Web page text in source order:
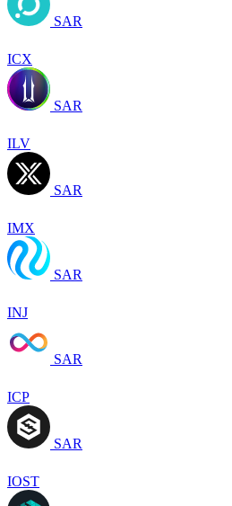
SAR
ICX
SAR
ILV
SAR
IMX
SAR
INJ
SAR
ICP
SAR
IOST